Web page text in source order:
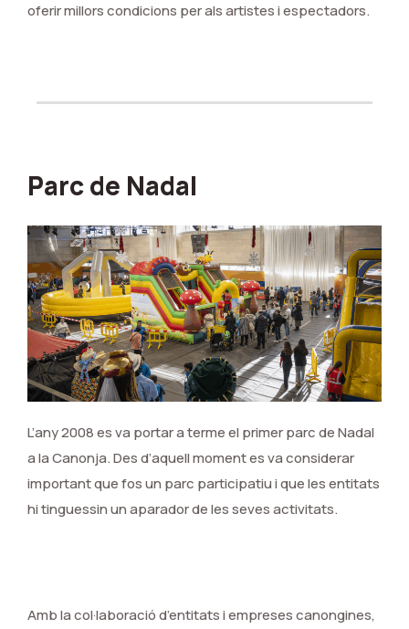
oferir millors condicions per als artistes i espectadors.
Parc de Nadal
L’any 2008 es va portar a terme el primer parc de Nadal
a la Canonja. Des d’aquell moment es va considerar
important que fos un parc participatiu i que les entitats
hi tinguessin un aparador de les seves activitats.
Amb la col·laboració d’entitats i empreses canongines,